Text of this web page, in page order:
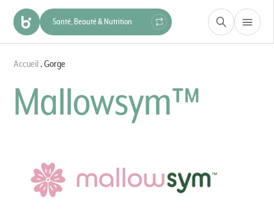
Santé, Beauté & Nutrition
Hygiène & Protection
Accueil .Gorge
Mallowsym™